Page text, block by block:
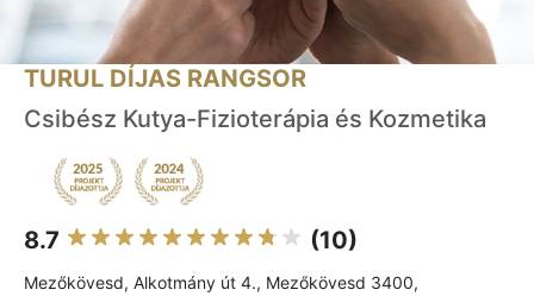
TURUL DÍJAS RANGSOR
Csibész Kutya-Fizioterápia és Kozmetika
8.7 (10)
Mezőkövesd, Alkotmány út 4., Mezőkövesd 3400,